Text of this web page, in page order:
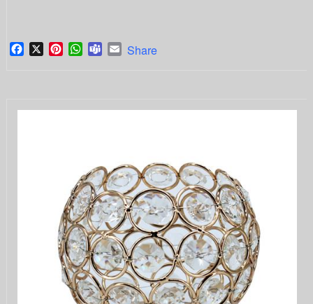
Facebook
X PinterestWhatsApp
TeamsEmail
Share